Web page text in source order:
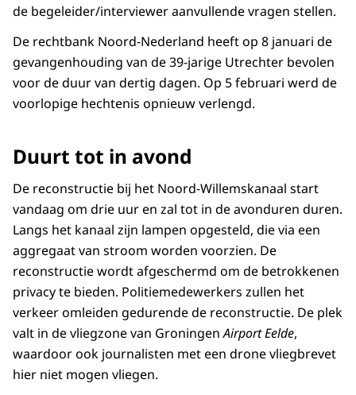
de begeleider/interviewer aanvullende vragen stellen.
De rechtbank Noord-Nederland heeft op 8 januari de
gevangenhouding van de 39-jarige Utrechter bevolen
voor de duur van dertig dagen. Op 5 februari werd de
voorlopige hechtenis opnieuw verlengd.
Duurt tot in avond
De reconstructie bij het Noord-Willemskanaal start
vandaag om drie uur en zal tot in de avonduren duren.
Langs het kanaal zijn lampen opgesteld, die via een
aggregaat van stroom worden voorzien. De
reconstructie wordt afgeschermd om de betrokkenen
privacy te bieden. Politiemedewerkers zullen het
verkeer omleiden gedurende de reconstructie. De plek
valt in de vliegzone van GroningenAirport Eelde,
waardoor ook journalisten met een drone vliegbrevet
hier niet mogen vliegen.